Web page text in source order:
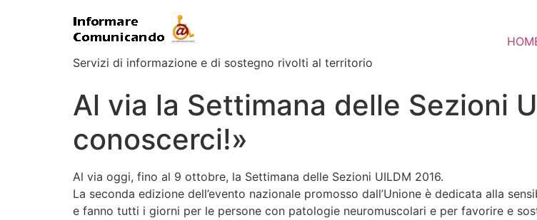
Servizi di informazione e di sostegno rivolti al territorio
Al via la Settimana delle Sezioni
conoscerci!»
Al via oggi, fino al 9 ottobre, la Settimana delle Sezioni UILDM 2016.
La seconda edizione dell’evento nazionale promosso dall’Unione è dedicata alla
e fanno tutti i giorni per le persone con patologie neuromuscolari e per favorire e